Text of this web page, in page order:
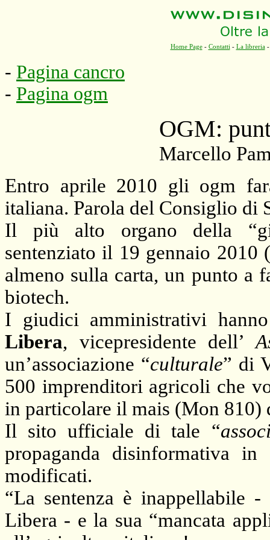
Home Page- Contatti - La libreria
- Pagina cancro
- Pagina ogm
OGM:
Marcello
Entro aprile 2010 gli ogm
italiana. Parola del Consiglio di
Il più alto organo della
sentenziato il 19 gennaio 2010
almeno sulla carta, un punto a
biotech.
I giudici amministrativi
Libera, vicepresidente dell’
un’associazione “culturale” di
500 imprenditori agricoli che
in particolare il mais (Mon
Il sito ufficiale di tale “
propaganda disinformativa
modificati.
“La sentenza è inappellabile
Libera - e la sua “mancata